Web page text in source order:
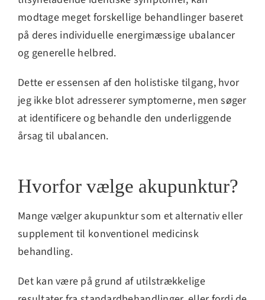
modtage meget forskellige behandlinger baseret
på deres individuelle energimæssige ubalancer
og generelle helbred.
Dette er essensen af den holistiske tilgang, hvor
jeg ikke blot adresserer symptomerne, men søger
at identificere og behandle den underliggende
årsag til ubalancen.
Hvorfor vælge akupunktur?
Mange vælger akupunktur som et alternativ eller
supplement til konventionel medicinsk
behandling.
Det kan være på grund af utilstrækkelige